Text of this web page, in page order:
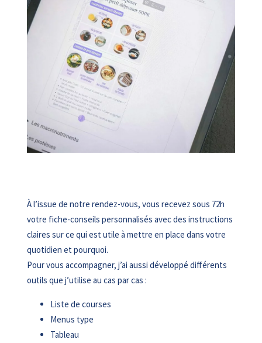
À l’issue de notre rendez-vous, vous recevez sous 72h
votre fiche-conseils personnalisés avec des instructions
claires sur ce qui est utile à mettre en place dans votre
quotidien et pourquoi.
Pour vous accompagner, j’ai aussi développé différents
outils que j’utilise au cas par cas :
Liste de courses
Menus type
Tableau